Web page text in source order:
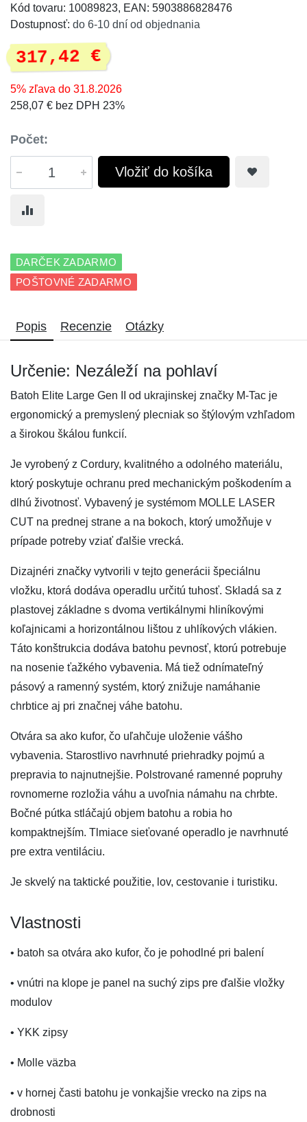
Kód tovaru: 10089823, EAN: 5903886828476
Dostupnosť: do 6-10 dní od objednania
317,42 €
5% zľava do 31.8.2026
258,07 € bez DPH 23%
Počet:
Vložiť do košíka
DARČEK ZADARMO
POŠTOVNÉ ZADARMO
Popis Recenzie Otázky
Určenie: Nezáleží na pohlaví
Batoh Elite Large Gen II od ukrajinskej značky M-Tac je
ergonomický a premyslený plecniak so štýlovým vzhľadom
a širokou škálou funkcií.
Je vyrobený z Cordury, kvalitného a odolného materiálu,
ktorý poskytuje ochranu pred mechanickým poškodením a
dlhú životnosť. Vybavený je systémom MOLLE LASER
CUT na prednej strane a na bokoch, ktorý umožňuje v
prípade potreby vziať ďalšie vrecká.
Dizajnéri značky vytvorili v tejto generácii špeciálnu
vložku, ktorá dodáva operadlu určitú tuhosť. Skladá sa z
plastovej základne s dvoma vertikálnymi hliníkovými
koľajnicami a horizontálnou lištou z uhlíkových vlákien.
Táto konštrukcia dodáva batohu pevnosť, ktorú potrebuje
na nosenie ťažkého vybavenia. Má tiež odnímateľný
pásový a ramenný systém, ktorý znižuje namáhanie
chrbtice aj pri značnej váhe batohu.
Otvára sa ako kufor, čo uľahčuje uloženie vášho
vybavenia. Starostlivo navrhnuté priehradky pojmú a
prepravia to najnutnejšie. Polstrované ramenné popruhy
rovnomerne rozložia váhu a uvoľnia námahu na chrbte.
Bočné pútka stláčajú objem batohu a robia ho
kompaktnejším. Tlmiace sieťované operadlo je navrhnuté
pre extra ventiláciu.
Je skvelý na taktické použitie, lov, cestovanie i turistiku.
Vlastnosti
• batoh sa otvára ako kufor, čo je pohodlné pri balení
• vnútri na klope je panel na suchý zips pre ďalšie vložky
modulov
• YKK zipsy
• Molle väzba
• v hornej časti batohu je vonkajšie vrecko na zips na
drobnosti